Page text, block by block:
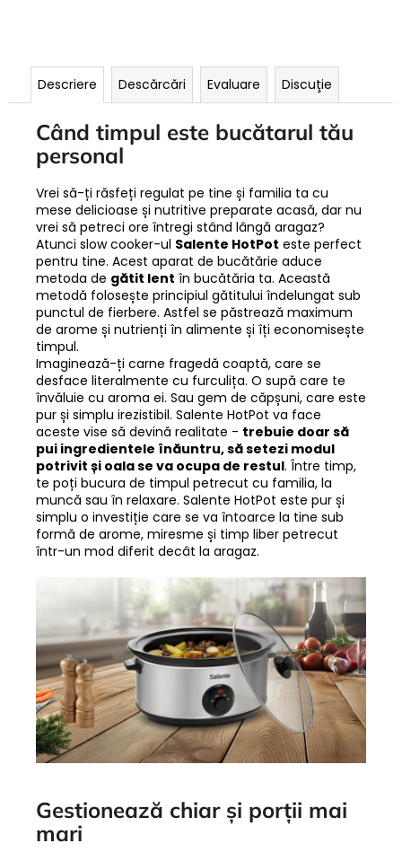
Descriere Descărcări Evaluare Discuţie
Când timpul este bucătarul tău
personal
Vrei să-ți răsfeți regulat pe tine și familia ta cu
mese delicioase și nutritive preparate acasă, dar nu
vrei să petreci ore întregi stând lângă aragaz?
Atunci slow cooker-ul Salente HotPot este perfect
pentru tine. Acest aparat de bucătărie aduce
metoda de gătit lent în bucătăria ta. Această
metodă folosește principiul gătitului îndelungat sub
punctul de fierbere. Astfel se păstrează maximum
de arome și nutrienți în alimente și îți economisește
timpul.
Imaginează-ți carne fragedă coaptă, care se
desface literalmente cu furculița. O supă care te
învăluie cu aroma ei. Sau gem de căpșuni, care este
pur și simplu irezistibil. Salente HotPot va face
aceste vise să devină realitate - trebuie doar să
pui ingredientele înăuntru, să setezi modul
potrivit și oala se va ocupa de restul. Între timp,
te poți bucura de timpul petrecut cu familia, la
muncă sau în relaxare. Salente HotPot este pur și
simplu o investiție care se va întoarce la tine sub
formă de arome, miresme și timp liber petrecut
într-un mod diferit decât la aragaz.
Gestionează chiar și porții mai
mari